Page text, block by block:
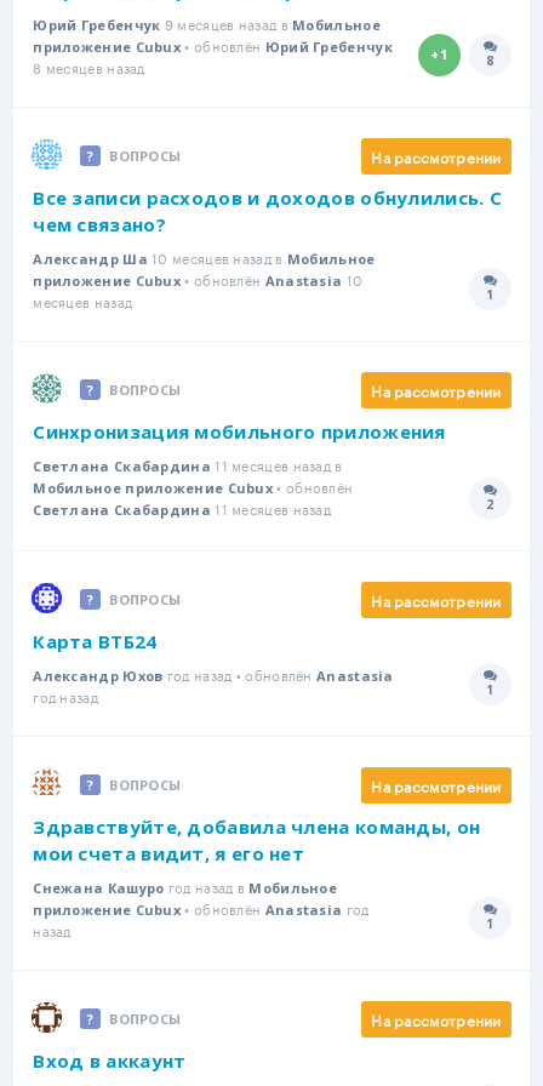
Юрий Гребенчук 9 месяцев назад в Мобильное
приложение Cubux • обновлён Юрий Гребенчук
8 месяцев назад
+1 8
ВОПРОСЫ На рассмотрении
Все записи расходов и доходов обнулились. С
чем связано?
Александр Ша 10 месяцев назад в Мобильное
приложение Cubux • обновлён Anastasia 10
месяцев назад
1
ВОПРОСЫ На рассмотрении
Синхронизация мобильного приложения
Светлана Скабардина 11 месяцев назад в
Мобильное приложение Cubux • обновлён
Светлана Скабардина 11 месяцев назад 2
ВОПРОСЫ На рассмотрении
Карта ВТБ24
Александр Юхов год назад • обновлёнAnastasia
год назад 1
ВОПРОСЫ На рассмотрении
Здравствуйте, добавила члена команды, он
мои счета видит, я его нет
Снежана Кашуро год назад в Мобильное
приложение Cubux • обновлён Anastasia год
назад
1
ВОПРОСЫ На рассмотрении
Вход в аккаунт